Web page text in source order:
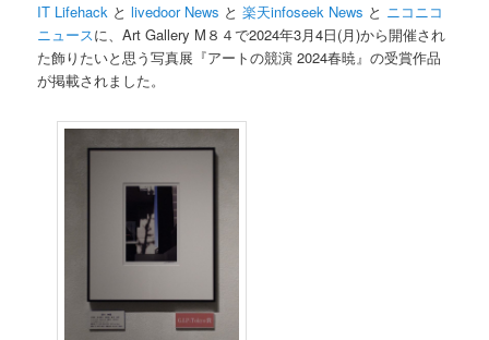
IT Lifehack とlivedoor News と楽天infoseek News と ニコニコ
ニュースに、Art Gallery M８４で2024年3月4日(月)から開催され
た飾りたいと思う写真展『アートの競演 2024春暁』の受賞作品
が掲載されました。